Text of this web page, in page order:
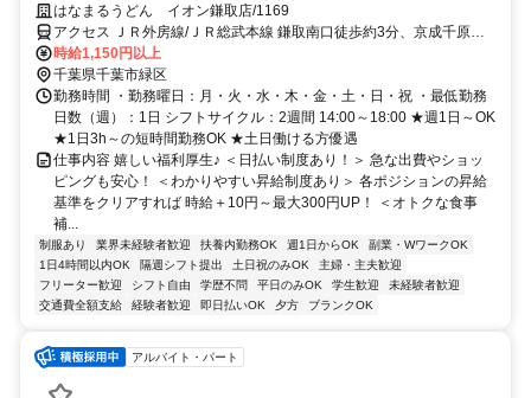
～時間・曜日の組合せ自由★
はなまるうどん イオン鎌取店/1169
アクセス ＪＲ外房線/ＪＲ総武本線 鎌取南口徒歩約3分、京成千原線
学園前（千葉県）出入口1徒歩約25分、京成千原線 おゆみ野北口徒歩
約28分 外房線鎌取駅より徒歩1分
時給1,150円以上
千葉県千葉市緑区
勤務時間 ・勤務曜日：月・火・水・木・金・土・日・祝 ・最低勤務
日数（週）：1日 シフトサイクル：2週間 14:00～18:00 ★週1日～OK
★1日3h～の短時間勤務OK ★土日働ける方優遇
仕事内容 嬉しい福利厚生♪ ＜日払い制度あり！＞ 急な出費やショッ
ピングも安心！ ＜わかりやすい昇給制度あり＞ 各ポジションの昇給
基準をクリアすれば 時給＋10円～最大300円UP！ ＜オトクな食事
補...
制服あり 業界未経験者歓迎 扶養内勤務OK 週1日からOK
副業・WワークOK
1日4時間以内OK
隔週シフト提出 土日祝のみOK
主婦・主夫歓迎
フリーター歓迎
シフト自由 学歴不問 平日のみOK 学生歓迎
未経験者歓迎
交通費全額支給
経験者歓迎 即日払いOK 夕方 ブランクOK
アルバイト・パート